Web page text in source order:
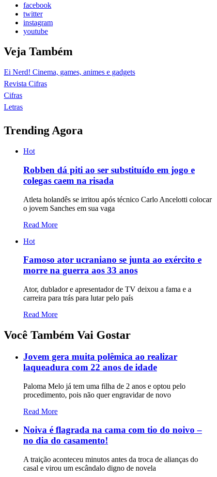
facebook
twitter
instagram
youtube
Veja Também
Ei Nerd! Cinema, games, animes e gadgets
Revista Cifras
Cifras
Letras
Trending Agora
Hot
Robben dá piti ao ser substituído em jogo e
colegas caem na risada
Atleta holandês se irritou após técnico Carlo Ancelotti colocar
o jovem Sanches em sua vaga
Read More
Hot
Famoso ator ucraniano se junta ao exército e
morre na guerra aos 33 anos
Ator, dublador e apresentador de TV deixou a fama e a
carreira para trás para lutar pelo país
Read More
Você Também Vai Gostar
Jovem gera muita polêmica ao realizar
laqueadura com 22 anos de idade
Paloma Melo já tem uma filha de 2 anos e optou pelo
procedimento, pois não quer engravidar de novo
Read More
Noiva é flagrada na cama com tio do noivo –
no dia do casamento!
A traição aconteceu minutos antes da troca de alianças do
casal e virou um escândalo digno de novela